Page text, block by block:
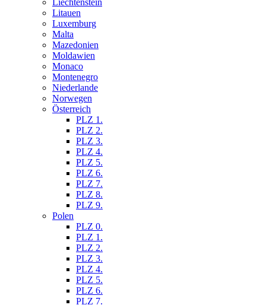
Liechtenstein
Litauen
Luxemburg
Malta
Mazedonien
Moldawien
Monaco
Montenegro
Niederlande
Norwegen
Österreich
PLZ 1.
PLZ 2.
PLZ 3.
PLZ 4.
PLZ 5.
PLZ 6.
PLZ 7.
PLZ 8.
PLZ 9.
Polen
PLZ 0.
PLZ 1.
PLZ 2.
PLZ 3.
PLZ 4.
PLZ 5.
PLZ 6.
PLZ 7.